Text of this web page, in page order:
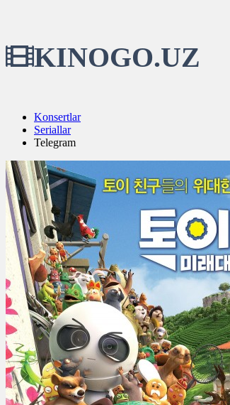
KINOGO.UZ
Konsertlar
Seriallar
Telegram